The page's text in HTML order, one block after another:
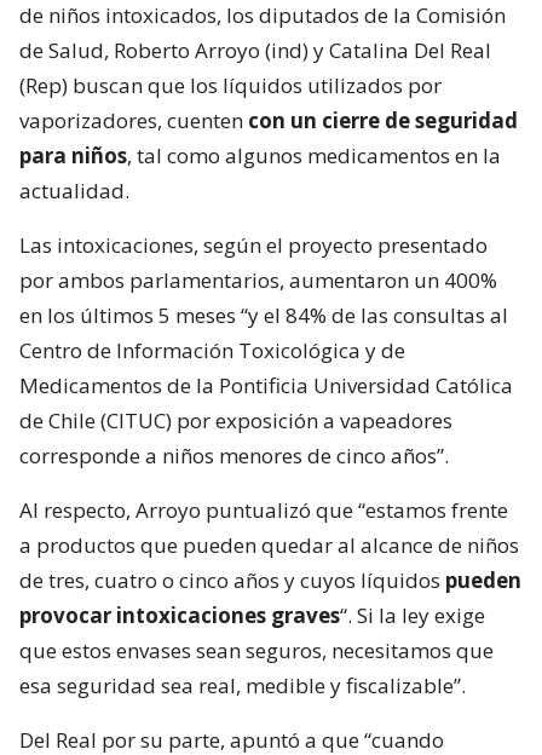
de niños intoxicados, los diputados de la Comisión
de Salud, Roberto Arroyo (ind) y Catalina Del Real
(Rep) buscan que los líquidos utilizados por
vaporizadores, cuenten con un cierre de seguridad
para niños, tal como algunos medicamentos en la
actualidad.
Las intoxicaciones, según el proyecto presentado
por ambos parlamentarios, aumentaron un 400%
en los últimos 5 meses “y el 84% de las consultas al
Centro de Información Toxicológica y de
Medicamentos de la Pontificia Universidad Católica
de Chile (CITUC) por exposición a vapeadores
corresponde a niños menores de cinco años”.
Al respecto, Arroyo puntualizó que “estamos frente
a productos que pueden quedar al alcance de niños
de tres, cuatro o cinco años y cuyos líquidos pueden
provocar intoxicaciones graves“. Si la ley exige
que estos envases sean seguros, necesitamos que
esa seguridad sea real, medible y fiscalizable”.
Del Real por su parte, apuntó a que “cuando